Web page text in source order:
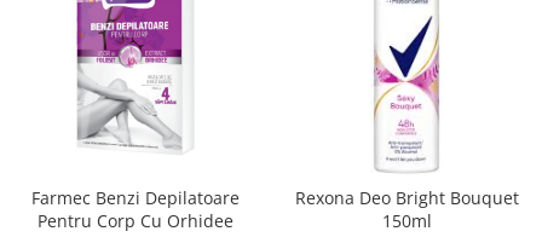
Farmec Benzi Depilatoare
Pentru Corp Cu Orhidee
Rexona Deo Bright Bouquet
150ml